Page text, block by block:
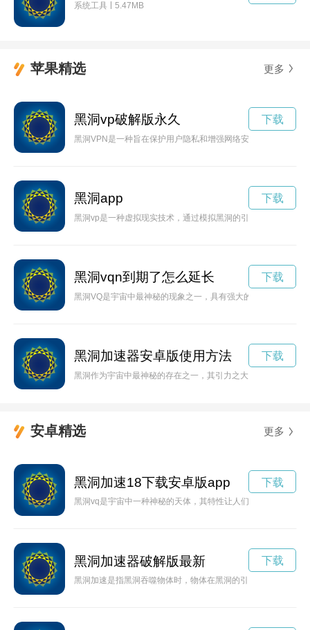
系统工具 5.47MB
苹果精选 更多
黑洞vp破解版永久
黑洞VPN是一种旨在保护用户隐私和增强网络安全的工具，通
下载
黑洞app
黑洞vp是一种虚拟现实技术，通过模拟黑洞的引力场景，带领
下载
黑洞vqn到期了怎么延长
黑洞VQ是宇宙中最神秘的现象之一，具有强大的引力和奇特的
下载
黑洞加速器安卓版使用方法
黑洞作为宇宙中最神秘的存在之一，其引力之大常常令人叹为
下载
安卓精选 更多
黑洞加速18下载安卓版app
黑洞vq是宇宙中一种神秘的天体，其特性让人们充满好奇与探索
下载
黑洞加速器破解版最新
黑洞加速是指黑洞吞噬物体时，物体在黑洞的引力作用下迅速
下载